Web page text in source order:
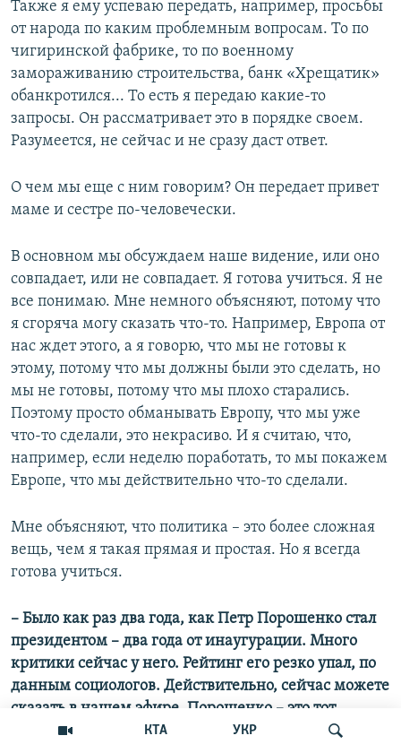
КТА УКР
Также я ему успеваю передать, например, просьбы
от народа по каким проблемным вопросам. То по
чигиринской фабрике, то по военному
замораживанию строительства, банк «Хрещатик»
обанкротился... То есть я передаю какие-то
запросы. Он рассматривает это в порядке своем.
Разумеется, не сейчас и не сразу даст ответ.
О чем мы еще с ним говорим? Он передает привет
маме и сестре по-человечески.
В основном мы обсуждаем наше видение, или оно
совпадает, или не совпадает. Я готова учиться. Я не
все понимаю. Мне немного объясняют, потому что
я сгоряча могу сказать что-то. Например, Европа от
нас ждет этого, а я говорю, что мы не готовы к
этому, потому что мы должны были это сделать, но
мы не готовы, потому что мы плохо старались.
Поэтому просто обманывать Европу, что мы уже
что-то сделали, это некрасиво. И я считаю, что,
например, если неделю поработать, то мы покажем
Европе, что мы действительно что-то сделали.
Мне объясняют, что политика – это более сложная
вещь, чем я такая прямая и простая. Но я всегда
готова учиться.
– Было как раз два года, как Петр Порошенко стал
президентом – два года от инаугурации. Много
критики сейчас у него. Рейтинг его резко упал, по
данным социологов. Действительно, сейчас можете
сказать в нашем эфире, Порошенко – это тот
президент, который сейчас нужен Украине?